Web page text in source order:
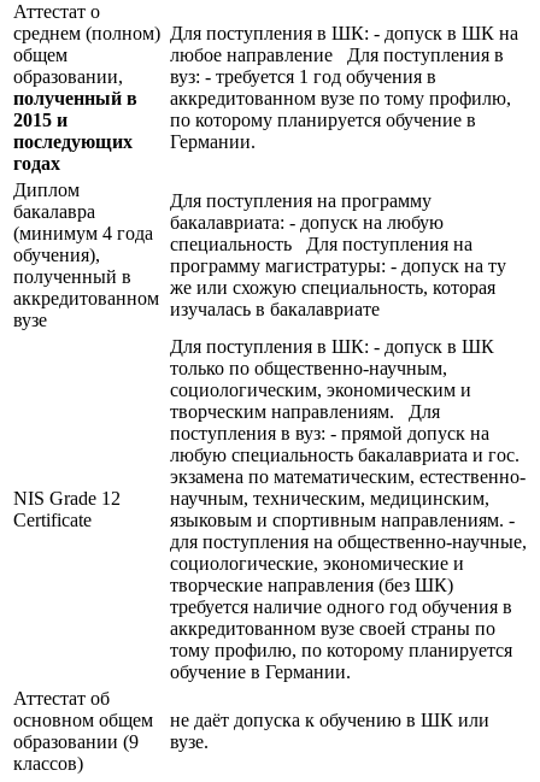
Аттестат о
среднем (полном)
общем
образовании,
полученный в
2015 и
последующих
годах
Для поступления в ШК: - допуск в ШК на
любое направление Для поступления в
вуз: - требуется 1 год обучения в
аккредитованном вузе по тому профилю,
по которому планируется обучение в
Германии.
Диплом
бакалавра
(минимум 4 года
обучения),
полученный в
аккредитованном
вузе
Для поступления на программу
бакалавриата: - допуск на любую
специальность Для поступления на
программу магистратуры: - допуск на ту
же или схожую специальность, которая
изучалась в бакалавриате
NIS Grade 12
Certificate
Для поступления в ШК: - допуск в ШК
только по общественно-научным,
социологическим, экономическим и
творческим направлениям. Для
поступления в вуз: - прямой допуск на
любую специальность бакалавриата и гос.
экзамена по математическим, естественно-
научным, техническим, медицинским,
языковым и спортивным направлениям. -
для поступления на общественно-научные,
социологические, экономические и
творческие направления (без ШК)
требуется наличие одного год обучения в
аккредитованном вузе своей страны по
тому профилю, по которому планируется
обучение в Германии.
Аттестат об
основном общем
образовании (9
классов)
не даёт допуска к обучению в ШК или
вузе.